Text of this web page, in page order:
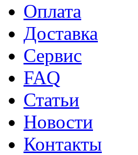
Оплата
Доставка
Сервис
FAQ
Статьи
Новости
Контакты